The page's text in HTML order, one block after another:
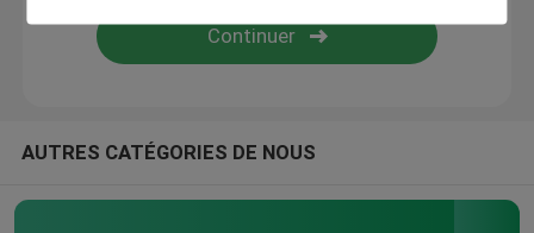
Machine de crème glacée de trois saveurs
Congélateur mou de service
AUTRES CATÉGORIES DE NOUS